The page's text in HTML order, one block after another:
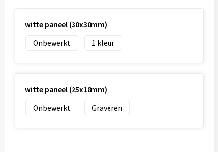
witte paneel (30x30mm)
Onbewerkt
1
witte paneel (25x18mm)
Onbewerkt
Graveren